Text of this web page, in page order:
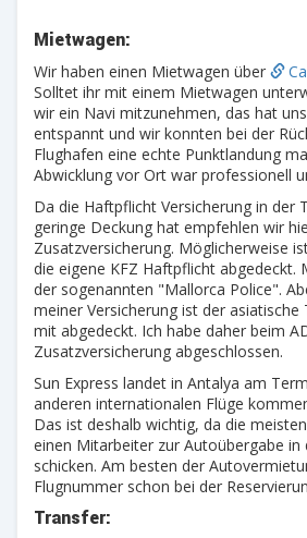
Mietwagen:
Wir haben einen Mietwagen über
Solltet ihr mit einem Mietwagen
wir ein Navi mitzunehmen, das hat
entspannt und wir konnten bei der
Flughafen eine echte Punktlandung
Abwicklung vor Ort war professionell
Da die Haftpflicht Versicherung in der
geringe Deckung hat empfehlen wir
Zusatzversicherung. Möglicherweise
die eigene KFZ Haftpflicht abgedeckt.
der sogenannten "Mallorca Police".
meiner Versicherung ist der asiatische
mit abgedeckt. Ich habe daher beim
Zusatzversicherung abgeschlossen.
Sun Express landet in Antalya am
anderen internationalen Flüge
Das ist deshalb wichtig, da die
einen Mitarbeiter zur Autoübergabe in
schicken. Am besten der
Flugnummer schon bei der
Transfer: